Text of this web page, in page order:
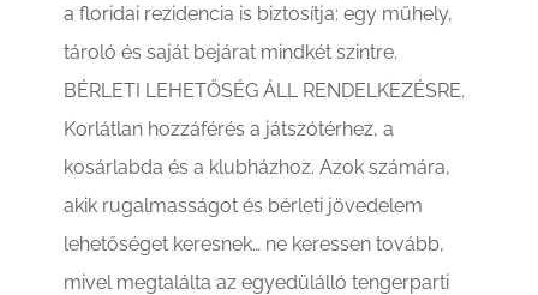
a floridai rezidencia is biztosítja: egy műhely,
tároló és saját bejárat mindkét szintre.
BÉRLETI LEHETŐSÉG ÁLL RENDELKEZÉSRE.
Korlátlan hozzáférés a játszótérhez, a
kosárlabda és a klubházhoz. Azok számára,
akik rugalmasságot és bérleti jövedelem
lehetőséget keresnek… ne keressen tovább,
mivel megtalálta az egyedülálló tengerparti